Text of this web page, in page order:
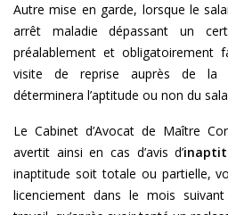
Autre mise en garde, lorsque le
arrêt maladie dépassant un
préalablement et obligatoirement
visite de reprise auprès de la
déterminera l’aptitude ou non du
Le Cabinet d’Avocat de Maître
avertit ainsi en cas d’avis d’
inaptitude soit totale ou partielle,
licenciement dans le mois